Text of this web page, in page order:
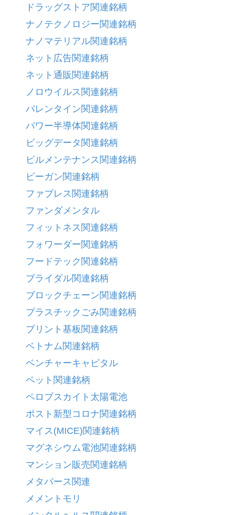
ドラッグストア関連銘柄
ナノテクノロジー関連銘柄
ナノマテリアル関連銘柄
ネット広告関連銘柄
ネット通販関連銘柄
ノロウイルス関連銘柄
バレンタイン関連銘柄
パワー半導体関連銘柄
ビッグデータ関連銘柄
ビルメンテナンス関連銘柄
ビーガン関連銘柄
ファブレス関連銘柄
ファンダメンタル
フィットネス関連銘柄
フォワーダー関連銘柄
フードテック関連銘柄
ブライダル関連銘柄
ブロックチェーン関連銘柄
プラスチックごみ関連銘柄
プリント基板関連銘柄
ベトナム関連銘柄
ベンチャーキャピタル
ペット関連銘柄
ペロブスカイト太陽電池
ポスト新型コロナ関連銘柄
マイス(MICE)関連銘柄
マグネシウム電池関連銘柄
マンション販売関連銘柄
メタバース関連
メメントモリ